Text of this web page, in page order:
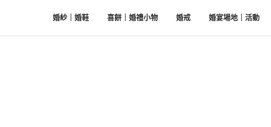
婚紗｜婚鞋 喜餅｜婚禮小物 婚戒 婚宴場地｜活動